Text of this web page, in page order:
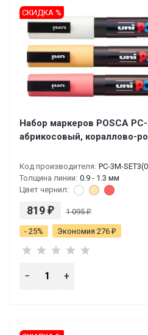
Набор маркеров POSCA
абрикосовый, кораллово-
Код производителя: PC-3M-
Толщина линии: 0.9 - 1.3 мм
Цвет чернил:
819 ₽ 1 095₽
- 25% Экономия 276 ₽
СКИДКА %